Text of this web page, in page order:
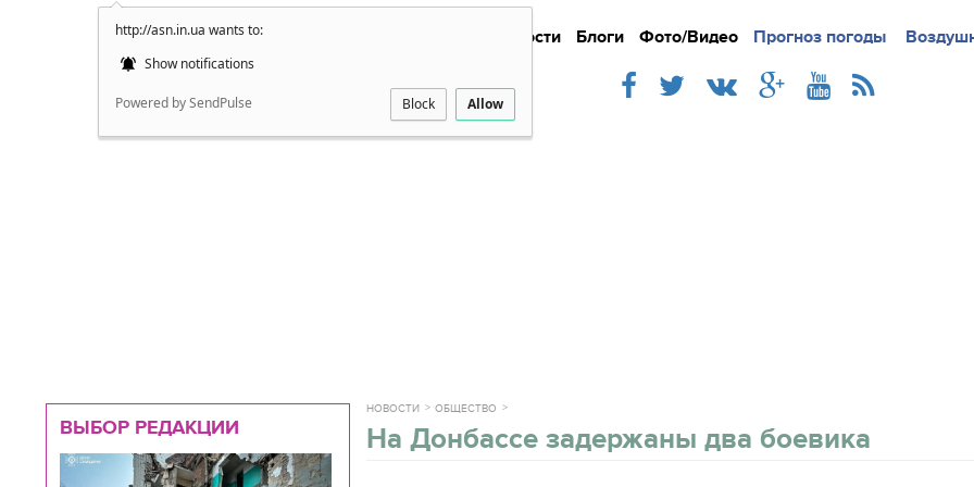
http://asn.in.ua wants to:
Show notifications
Powered by SendPulse Block Allow
Новости Блоги Фото/Видео Прогноз погоды
Подробно Новости
ВЫБОР РЕДАКЦИИ
НОВОСТИ ОБЩЕСТВО
На Донбассе задержаны два боевика